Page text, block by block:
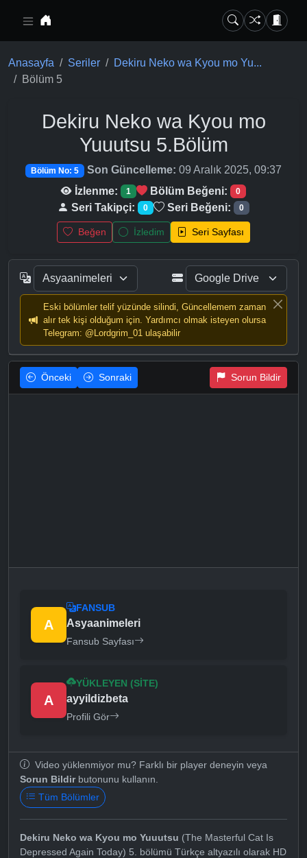
Anasayfa Seriler
Dekiru Neko wa Kyou mo Yu...
Bölüm 5
Dekiru Neko wa Kyou mo
Yuuutsu 5.Bölüm
Bölüm No: 5 Son Güncelleme: 09 Aralık 2025, 09:37
İzlenme:
1 Bölüm Beğeni: 0
Seri Takipçi: 0 Seri Beğeni: 0
Beğen İzledim Seri Sayfası
Eski bölümler telif yüzünde silindi, Güncellemem zaman
alır tek kişi olduğum için. Yardımcı olmak isteyen olursa
Telegram: @Lordgrim_01 ulaşabilir
Önceki Sonraki Sorun Bildir
A
FANSUB
Asyaanimeleri
Fansub Sayfası
A
YÜKLEYEN (SITE)
ayyildizbeta
Profili Gör
Video yüklenmiyor mu? Farklı bir player deneyin veya
Sorun Bildirbutonunu kullanın.
Tüm Bölümler
Dekiru Neko wa Kyou mo Yuuutsu (The Masterful Cat Is
Depressed Again Today) 5. bölümü Türkçe altyazılı olarak HD